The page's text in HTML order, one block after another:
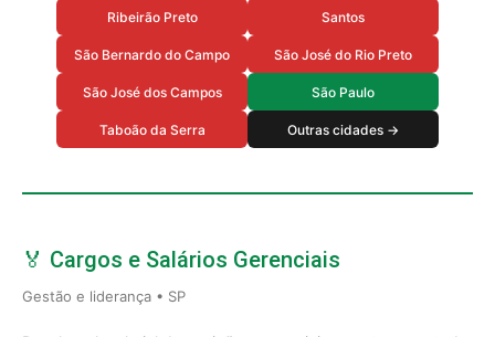
Ribeirão Preto Santos
São Bernardo do Campo São José do Rio Preto
São José dos Campos São Paulo
Taboão da Serra Outras cidades →
🏅 Cargos e Salários Gerenciais
Gestão e liderança • SP